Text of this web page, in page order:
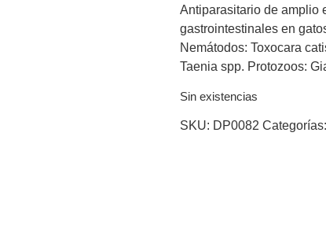
Antiparasitario de amplio
gastrointestinales en
Nemátodos: Toxocara
Taenia spp. Protozoos:
Sin existencias
SKU: DP0082 Categorías: